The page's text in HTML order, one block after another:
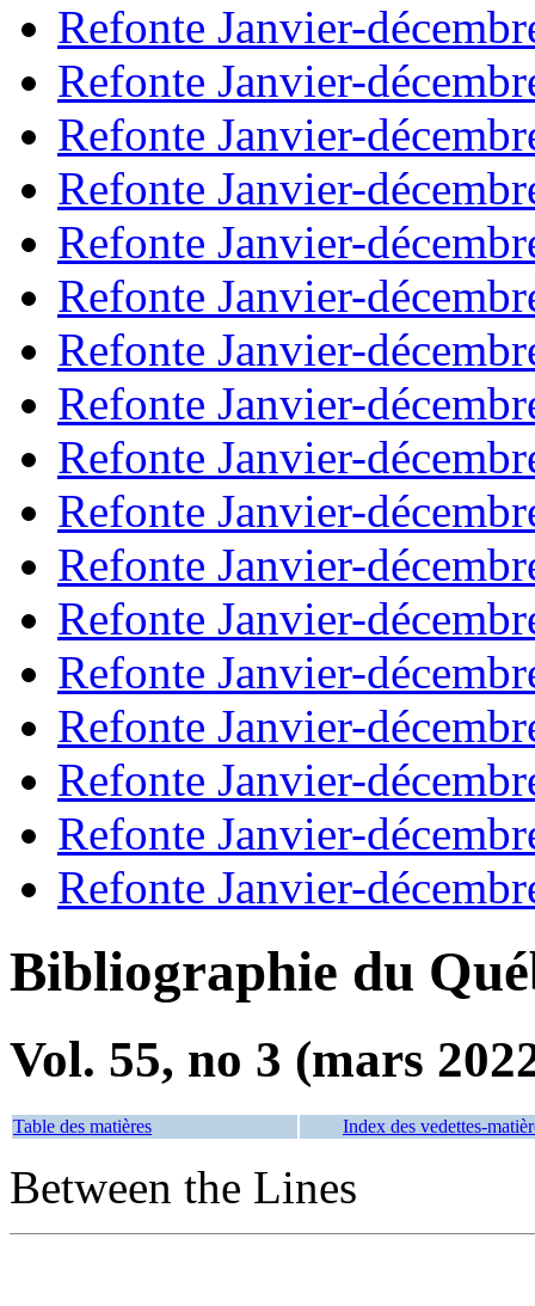
Refonte Janvier-
Refonte Janvier-
Refonte Janvier-
Refonte Janvier-
Refonte Janvier-
Refonte Janvier-
Refonte Janvier-
Refonte Janvier-
Refonte Janvier-
Refonte Janvier-
Refonte Janvier-
Refonte Janvier-
Refonte Janvier-
Refonte Janvier-
Refonte Janvier-
Refonte Janvier-
Refonte Janvier-
Bibliographie du
Vol. 55, no 3 (mars
Table des matières Index des vedettes-
Between the Lines